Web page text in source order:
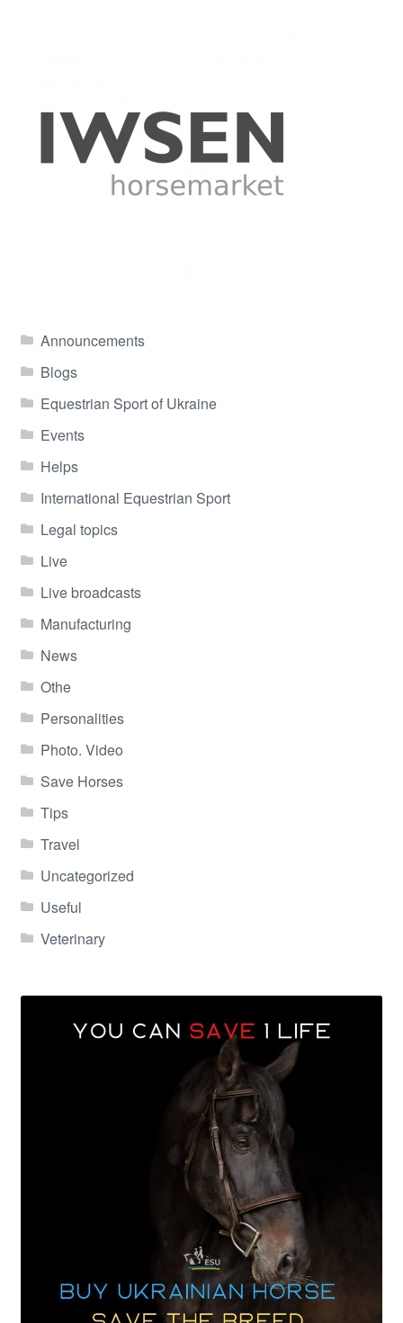
Announcements
Blogs
Equestrian Sport of Ukraine
Events
Helps
International Equestrian Sport
Legal topics
Live
Live broadcasts
Manufacturing
News
Othe
Personalities
Photo. Video
Save Horses
Tips
Travel
Uncategorized
Useful
Veterinary